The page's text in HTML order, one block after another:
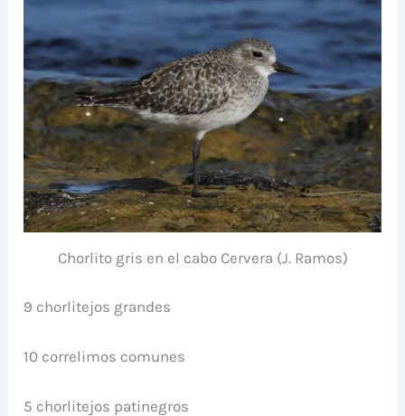
Chorlito gris en el cabo Cervera (J. Ramos)
9 chorlitejos grandes
10 correlimos comunes
5 chorlitejos patinegros